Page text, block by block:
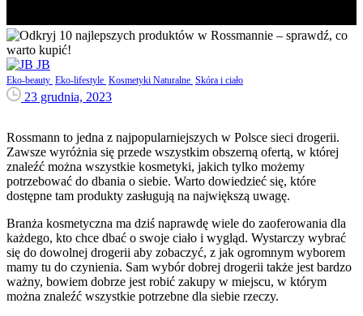
JB
Eko-beauty Eko-lifestyle Kosmetyki Naturalne Skóra i ciało
23 grudnia, 2023
Rossmann to jedna z najpopularniejszych w Polsce sieci drogerii.
Zawsze wyróżnia się przede wszystkim obszerną ofertą, w której
znaleźć można wszystkie kosmetyki, jakich tylko możemy
potrzebować do dbania o siebie. Warto dowiedzieć się, które
dostępne tam produkty zasługują na największą uwagę.
Branża kosmetyczna ma dziś naprawdę wiele do zaoferowania dla
każdego, kto chce dbać o swoje ciało i wygląd. Wystarczy wybrać
się do dowolnej drogerii aby zobaczyć, z jak ogromnym wyborem
mamy tu do czynienia. Sam wybór dobrej drogerii także jest bardzo
ważny, bowiem dobrze jest robić zakupy w miejscu, w którym
można znaleźć wszystkie potrzebne dla siebie rzeczy.